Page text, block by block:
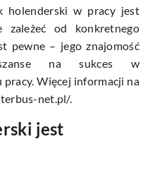
holenderski w pracy jest
zależeć od konkretnego
pewne – jego znajomość
szanse na sukces w
Więcej informacji na
net.pl/.
jest